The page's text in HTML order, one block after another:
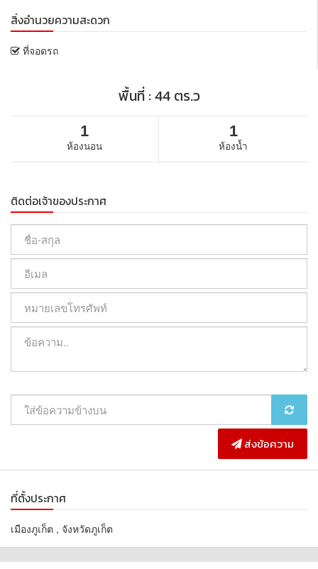
สิ่งอำนวยความสะดวก
ที่จอดรถ
ฟรี!! Wi-Fi
ฟรี!! ค่าน้ำ
ฟรี!! ทำความสะอาดเดือนละ 1 ครั้ง
ที่ตั้ง : หมู่ที่ 5 ต.ราไวย์ อ.เมือง จ.ภูเก็ต 83130
สถานที่สำคัญใกล้เคียง
• ปากซอยมี 7-Eleven
• โรงพยาบาลสัตว์
• ใกล้หาดราไวย์ 8 นาที
• แหลมพรหมเทพ, หาดยะนุ้ย, หาดในหาน
• มาร์เก็ตวิลเลจ โฮมโปร ภูเก็ต ฉลอง
• โรงพยาบาลฉลอง
ค่าเช่า 35,000 บาท / เดือน (สัญญา 1 ปี)
เงื่อนไขเข้าอยู่ : มัดจำ 2 เดือน + ค่าเช่าล่วงหน้า 1 เดือน
สนใจติดต่อ/นัดชมบ้าน
0922497834 (Khunkamin)
Line id : nongyok34
WhatsApp : +66922497834
-
Great Value for Rent!
Newly Renovated Single-Storey House, Fully Furnished, Ready to
Prime location, only 8 minutes to Rawai Beach
to local markets, 7-Eleven, shops, and restaurants, making
Property Details
พื้นที่ : 44 ตร.ว
1
ห้องนอน
1
ห้องน้ำ
ติดต่อเจ้าของประกาศ
ส่งข้อความ
ที่ตั้งประกาศ
เมืองภูเก็ต , จังหวัดภูเก็ต